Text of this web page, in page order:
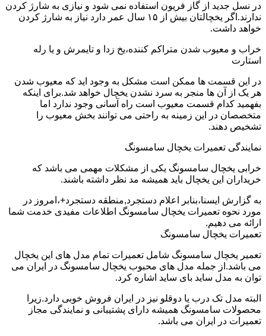
در نسل جدید از گاز فریون استفاده نمی شود و نیازی به شارژ کردن
ندارند.اگر یخچالتان بیش از ۱۵ سال عمر دارد نیاز به شارژ کردن
خواهد داشت.
خراب و معیوب شدن متراکم کننده،یخ زدا و تایمرش و یا رله
استارت
در این قسمت ها ممکن است مشکل به وجود اید که معیوب شدن
هر یک از آن ها منجر به سرد نشدن یخچال خواهد شد.برای اینکه
بفهمید کدام قسمت معیوب است راه آسانی وجود ندارد اما
متخصصان در این زمینه به راحتی می توانند بخش معیوب را
تشخیص دهند.
نمایندگی تعمیرات یخچال سامسونگ
خرابی یخچال سامسونگ یکی از مشکلات مهمی می باشد که
خریداران این یخچال باید همیشه مد نظر داشته باشند.
به گزارش ایسنا،بنابر اعلام دستجرد,منطقه دستجرد+،امروز در
مورد نحوه تعمیرات یخچال سامسونگ اطلاعات مفیدی خدمت شما
ارائه می دهیم.
تعمیرات یخچال سامسونگ
تعمیر یخچال سامسونگ شامل تعمیرات تمام مدل های این یخچال
می باشد.از جمله مدل های محبوب یخچال سامسونگ در ایران می
توان به مدل ساید بای ساید اشاره کرد.
البته مدل تک درب یا دوقلو نیز در ایران فروش خوبی دارد.زیرا
محصولات سامسونگ همیشه دارای پشتیبانی و نمایندگی مجاز
تعمیرات در ایران می باشد.